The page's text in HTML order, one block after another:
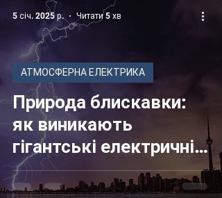
Природа блискавки:
як виникають
гігантські електричні
розряди в атмосфері
АТМОСФЕРНА ЕЛЕКТРИКА
5 січ. 2025 р. Читати 5 хв